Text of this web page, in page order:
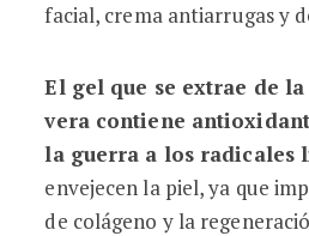
facial, crema antiarrugas y
El gel que se extrae de
vera contiene
la guerra a los radicales
envejecen la piel, ya que
de colágeno y la